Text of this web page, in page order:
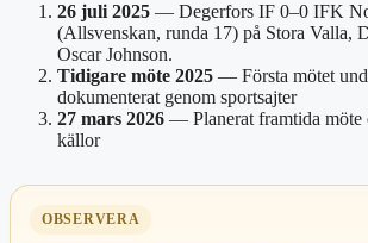
26 juli 2025 — Degerfors IF 0–0 IFK
(Allsvenskan, runda 17) på Stora Valla,
Oscar Johnson.
Tidigare möte 2025 — Första mötet
dokumenterat genom sportsajter
27 mars 2026 — Planerat framtida möte
källor
OBSERVERA